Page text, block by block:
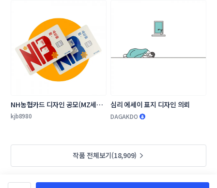
NH농협카드 디자인 공모(MZ세대
타겟 상품 카드 플레이트 디자인)
kjb8980
심리 에세이 표지 디자인 의뢰
DAGAKDO
작품 전체보기(18,909)